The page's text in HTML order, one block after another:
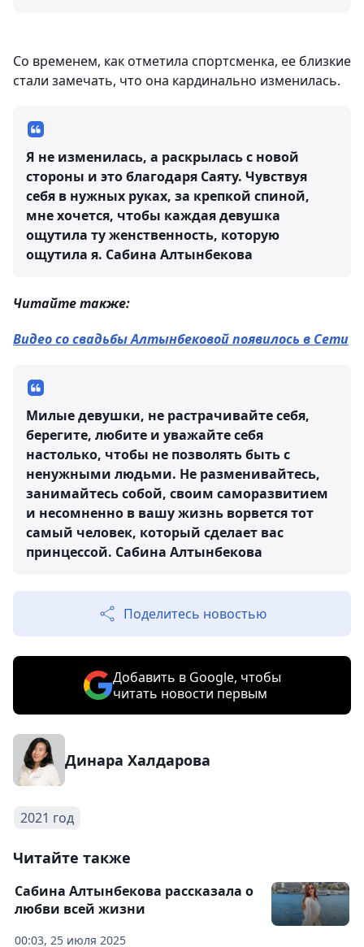
Со временем, как отметила спортсменка, ее близкие
стали замечать, что она кардинально изменилась.
Я не изменилась, а раскрылась с новой
стороны и это благодаря Саяту. Чувствуя
себя в нужных руках, за крепкой спиной,
мне хочется, чтобы каждая девушка
ощутила ту женственность, которую
ощутила я. Сабина Алтынбекова
Читайте также:
Видео со свадьбы Алтынбековой появилось в Сети
Милые девушки, не растрачивайте себя,
берегите, любите и уважайте себя
настолько, чтобы не позволять быть с
ненужными людьми. Не разменивайтесь,
занимайтесь собой, своим саморазвитием
и несомненно в вашу жизнь ворвется тот
самый человек, который сделает вас
принцессой. Сабина Алтынбекова
Поделитесь новостью
Добавить в Google, чтобы
читать новости первым
Динара Халдарова
2021 год
Читайте также
00:03, 25 июля 2025
Сабина Алтынбекова рассказала о
любви всей жизни